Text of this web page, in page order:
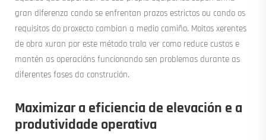
gran diferenza cando se enfrentan prazos estrictos ou cando os
requisitos do proxecto cambian a medio camiño. Moitos xerentes
de obra xuran por este método trala ver como reduce custos e
mantén as operacións funcionando sen problemas durante as
diferentes fases da construción.
Maximizar a eficiencia de elevación e a
produtividade operativa